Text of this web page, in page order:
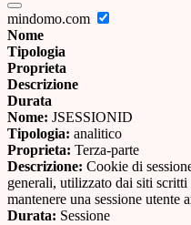
mindomo.com
Nome
Tipologia
Proprieta
Descrizione
Durata
Nome: JSESSIONID
Tipologia: analitico
Proprieta: Terza-parte
Descrizione: Cookie di
generali, utilizzato dai siti
mantenere una sessione utente
Durata: Sessione